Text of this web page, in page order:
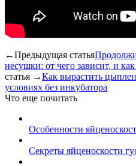
←Предыдущая статья
несушки: от чего зависит, и
статья →Как вырастить
условиях без инкубатора
Что еще почитать
Особенности
Секреты яйценоскости